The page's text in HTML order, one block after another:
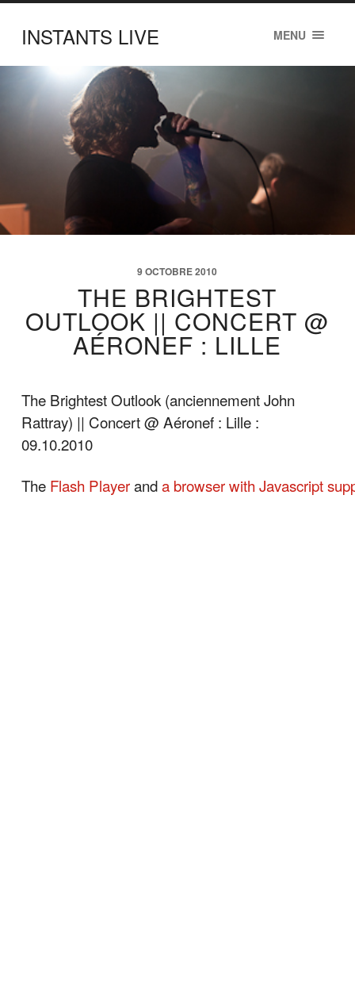
INSTANTS LIVE MENU
9 OCTOBRE 2010
THE BRIGHTEST
OUTLOOK || CONCERT @
AÉRONEF : LILLE
The Brightest Outlook (anciennement John
Rattray) || Concert @ Aéronef : Lille :
09.10.2010
The Flash Playeranda browser with Javascript